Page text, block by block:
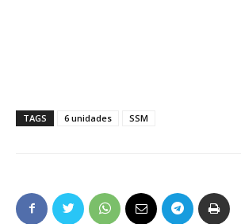
TAGS 6 unidades SSM